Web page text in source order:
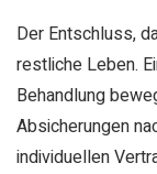
Der Entschluss,
restliche Leben.
Behandlung
Absicherungen
individuellen